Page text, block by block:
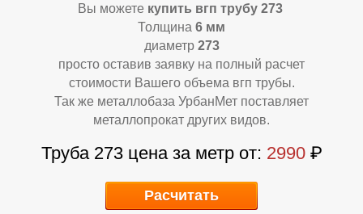
Вы можете купить вгп трубу 273
Толщина 6 мм
диаметр 273
просто оставив заявку на полный расчет
стоимости Вашего объема вгп трубы.
Так же металлобаза УрбанМет поставляет
металлопрокат других видов.
Труба 273 цена за метр от: 2990 ₽
Расчитать